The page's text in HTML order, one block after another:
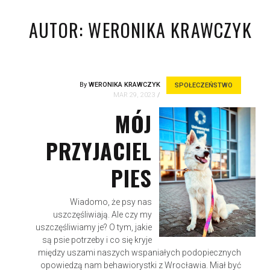
AUTOR: WERONIKA KRAWCZYK
SPOŁECZEŃSTWO
By WERONIKA KRAWCZYK
MAR 29, 2023
MÓJ
PRZYJACIEL
PIES
Wiadomo, że psy nas
uszczęśliwiają. Ale czy my
uszczęśliwiamy je? O tym, jakie
są psie potrzeby i co się kryje
między uszami naszych wspaniałych podopiecznych
opowiedzą nam behawiorystki z Wrocławia. Miał być